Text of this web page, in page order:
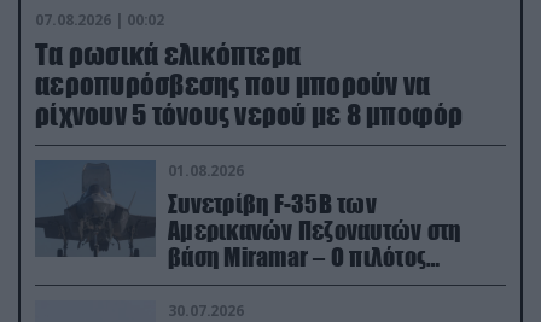
07.08.2026 | 00:02
Τα ρωσικά ελικόπτερα
αεροπυρόσβεσης που μπορούν να
ρίχνουν 5 τόνους νερού με 8 μποφόρ
01.08.2026
Συνετρίβη F-35B των
Αμερικανών Πεζοναυτών στη
βάση Miramar – Ο πιλότος
εκτινάχθηκε εγκαίρως
30.07.2026